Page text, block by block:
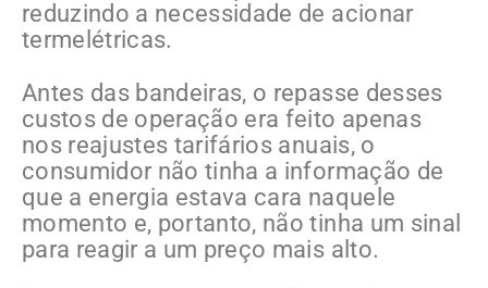
reduzindo a necessidade de acionar
termelétricas.
Antes das bandeiras, o repasse desses
custos de operação era feito apenas
nos reajustes tarifários anuais, o
consumidor não tinha a informação de
que a energia estava cara naquele
momento e, portanto, não tinha um sinal
para reagir a um preço mais alto.